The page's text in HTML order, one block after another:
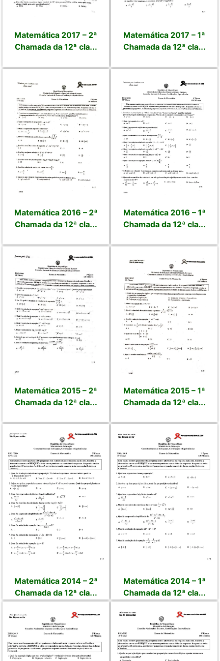
Matemática 2017 – 2ª
Chamada da 12ª cla...
Matemática 2017 – 1ª
Chamada da 12ª cla...
Matemática 2016 – 2ª
Chamada da 12ª cla...
Matemática 2016 – 1ª
Chamada da 12ª cla...
Matemática 2015 – 2ª
Chamada da 12ª cla...
Matemática 2015 – 1ª
Chamada da 12ª cla...
Matemática 2014 – 2ª
Chamada da 12ª cla...
Matemática 2014 – 1ª
Chamada da 12ª cla...